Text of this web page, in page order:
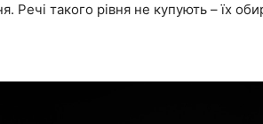
Речі такого рівня не купують – їх